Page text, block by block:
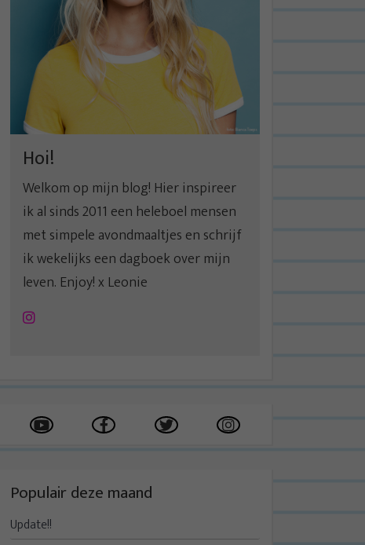
Hoi!
Welkom op mijn blog! Hier inspireer
ik al sinds 2011 een heleboel mensen
met simpele avondmaaltjes en schrijf
ik wekelijks een dagboek over mijn
leven. Enjoy! x Leonie
Instagram
Populair deze maand
Update!!